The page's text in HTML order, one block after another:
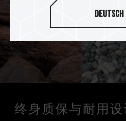
终身质保与耐用
Deutsch